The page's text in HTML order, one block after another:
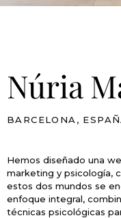
Núria
BARCELONA,
Hemos diseñado una
marketing y psicología,
estos dos mundos se
enfoque integral,
técnicas psicológicas